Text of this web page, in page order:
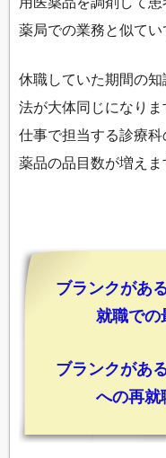
薬局での業務と似てい
休職していた期間の
法が大体同じになりま
仕事で担当する診療
薬品の品目数が増えま
ブランクがあ
就職での
ブランクがあ
への再就